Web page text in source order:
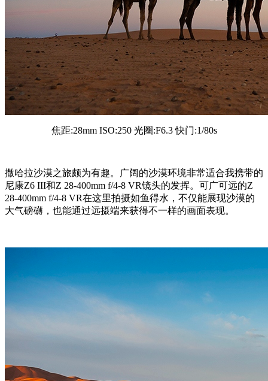
焦距:28mm ISO:250 光圈:F6.3 快门:1/80s
撒哈拉沙漠之旅颇为有趣。广阔的沙漠环境非常适合我携带的
尼康Z6 III和Z 28-400mm f/4-8 VR镜头的发挥。可广可远的Z
28-400mm f/4-8 VR在这里拍摄如鱼得水，不仅能展现沙漠的
大气磅礴，也能通过远摄端来获得不一样的画面表现。